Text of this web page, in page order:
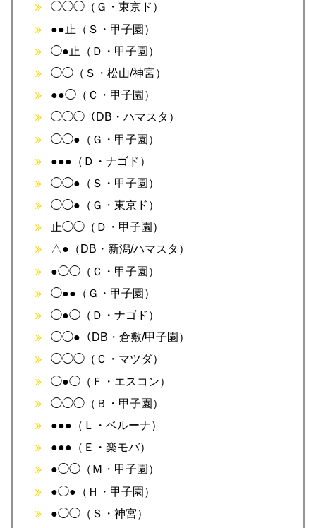
◯◯◯（Ｇ・東京ド）
●●止（Ｓ・甲子園）
◯●止（Ｄ・甲子園）
◯◯（Ｓ・松山/神宮）
●●◯（Ｃ・甲子園）
◯◯◯（DB・ハマスタ）
◯◯●（Ｇ・甲子園）
●●●（Ｄ・ナゴド）
◯◯●（Ｓ・甲子園）
◯◯●（Ｇ・東京ド）
止◯◯（Ｄ・甲子園）
△●（DB・新潟/ハマスタ）
●◯◯（Ｃ・甲子園）
◯●●（Ｇ・甲子園）
◯●◯（Ｄ・ナゴド）
◯◯●（DB・倉敷/甲子園）
◯◯◯（Ｃ・マツダ）
◯●◯（Ｆ・エスコン）
◯◯◯（Ｂ・甲子園）
●●●（Ｌ・ベルーナ）
●●●（Ｅ・楽モバ）
●◯◯（Ｍ・甲子園）
●◯●（Ｈ・甲子園）
●◯◯（Ｓ・神宮）